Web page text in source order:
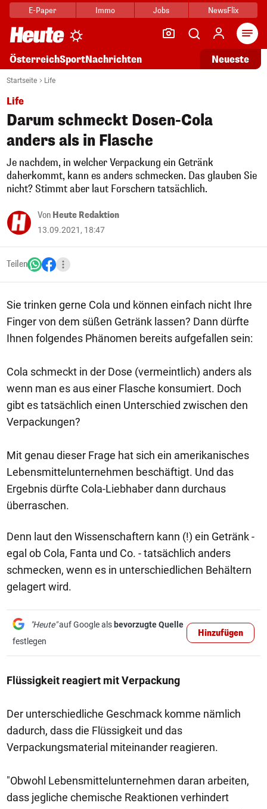
E-Paper Immo Jobs NewsFlix
ÖsterreichSportNachrichten Neueste
Startseite Life
Life
Darum schmeckt Dosen-Cola
anders als in Flasche
Je nachdem, in welcher Verpackung ein Getränk
daherkommt, kann es anders schmecken. Das glauben Sie
nicht? Stimmt aber laut Forschern tatsächlich.
Von Heute Redaktion
13.09.2021, 18:47
Teilen
Sie trinken gerne Cola und können einfach nicht Ihre
Finger von dem süßen Getränk lassen? Dann dürfte
Ihnen folgendes Phänomen bereits aufgefallen sein:
Cola schmeckt in der Dose (vermeintlich) anders als
wenn man es aus einer Flasche konsumiert. Doch
gibt es tatsächlich einen Unterschied zwischen den
Verpackungen?
Mit genau dieser Frage hat sich ein amerikanisches
Lebensmittelunternehmen beschäftigt. Und das
Ergebnis dürfte Cola-Liebhaber dann durchaus
überraschen.
Denn laut den Wissenschaftern kann (!) ein Getränk -
egal ob Cola, Fanta und Co. - tatsächlich anders
schmecken, wenn es in unterschiedlichen Behältern
gelagert wird.
"Heute"auf Google als bevorzugte Quelle
festlegen
Hinzufügen
Flüssigkeit reagiert mit Verpackung
Der unterschiedliche Geschmack komme nämlich
dadurch, dass die Flüssigkeit und das
Verpackungsmaterial miteinander reagieren.
"Obwohl Lebensmittelunternehmen daran arbeiten,
dass jegliche chemische Reaktionen verhindert